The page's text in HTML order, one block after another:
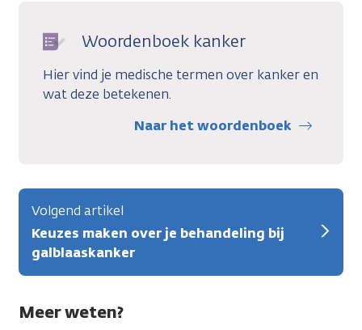
Woordenboek kanker
Hier vind je medische termen over kanker en
wat deze betekenen.
Naar het woordenboek
Volgend artikel
Keuzes maken over je behandeling bij
galblaaskanker
Meer weten?